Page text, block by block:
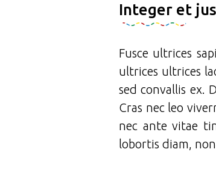
Integer et
Fusce ultrices
ultrices ultrices
sed convallis ex.
Cras nec leo
nec ante vitae
lobortis diam,